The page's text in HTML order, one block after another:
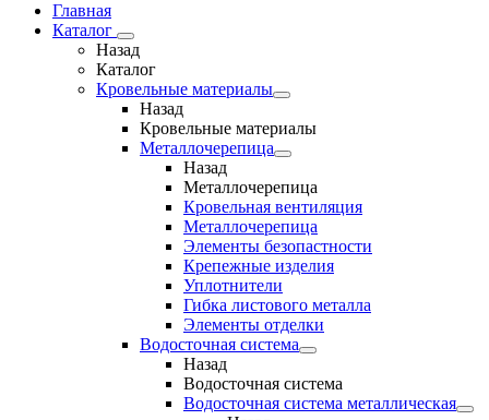
Главная
Каталог
Назад
Каталог
Кровельные материалы
Назад
Кровельные материалы
Металлочерепица
Назад
Металлочерепица
Кровельная вентиляция
Металлочерепица
Элементы безопастности
Крепежные изделия
Уплотнители
Гибка листового металла
Элементы отделки
Водосточная система
Назад
Водосточная система
Водосточная система металлическая